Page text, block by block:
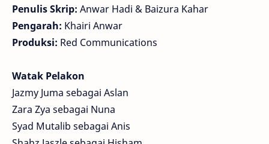
Penulis Skrip: Anwar Hadi & Baizura Kahar
Pengarah: Khairi Anwar
Produksi: Red Communications
Watak Pelakon
Jazmy Juma sebagai Aslan
Zara Zya sebagai Nuna
Syad Mutalib sebagai Anis